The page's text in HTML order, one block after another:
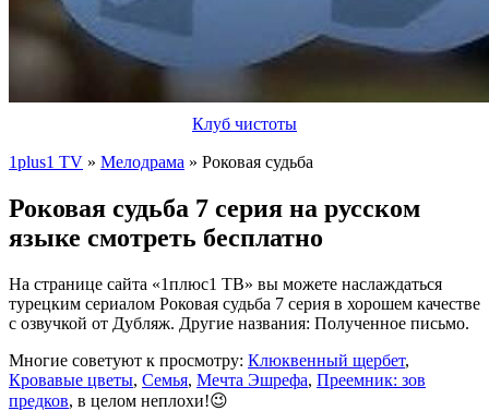
Клуб чистоты
1plus1 TV » Мелодрама » Роковая судьба
Роковая судьба 7 серия на русском
языке смотреть бесплатно
На странице сайта «1плюс1 ТВ» вы можете наслаждаться
турецким сериалом Роковая судьба 7 серия в хорошем качестве
с озвучкой от Дубляж. Другие названия: Полученное письмо.
Многие советуют к просмотру: Клюквенный щербет,
Кровавые цветы, Семья, Мечта Эшрефа, Преемник: зов
предков, в целом неплохи!😉